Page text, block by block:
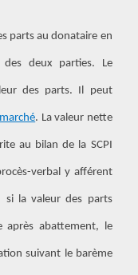
parts au donataire en
des deux parties. Le
des parts. Il peut
. La valeur nette
au bilan de la SCPI
verbal y afférent
si la valeur des parts
après abattement, le
suivant le barème